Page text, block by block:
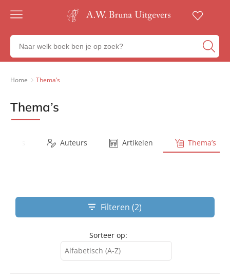
Gratis
23:00
besteld,
werkdag
Veilig
betalen
Zoeken
naar
boeken,
Home Thema’s
Thema’s
Auteurs Artikelen Thema’s
Filteren (2)
Sorteer op:
Alfabetisch (A-Z)